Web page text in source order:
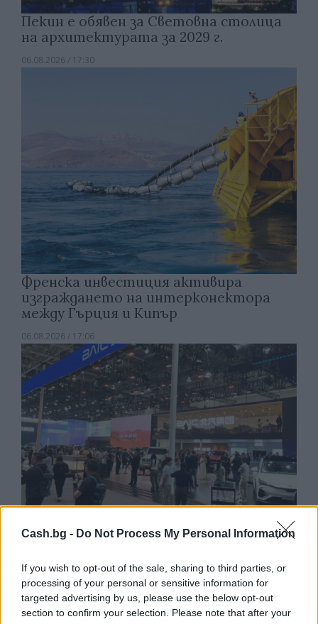
Cash.bg - Do Not Process My Personal Information
If you wish to opt-out of the sale, sharing to third parties, or
processing of your personal or sensitive information for
targeted advertising by us, please use the below opt-out
section to confirm your selection. Please note that after your
Пекин е обявен за Световна столица
на архитектурата за 2029 г.
06.08.2026 / 17:30
Френска инвестиция активира
изграждането на интерконектора
между Гърция и Кипър
06.08.2026 / 17:06
е нараснал със 120%
06.08.2026 / 16:30